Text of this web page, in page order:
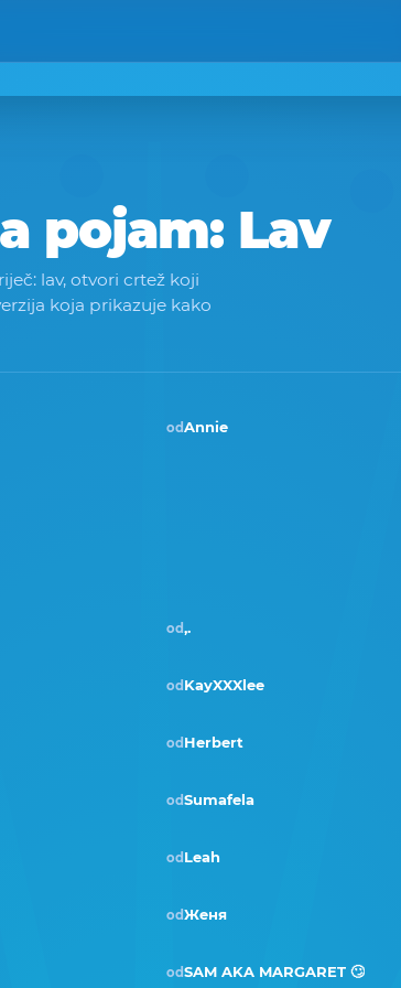
pojam: Lav
lav, otvori crtež koji
koja prikazuje kako
odAnnie
od,.
od KayXXXlee
2024 od Herbert
odSumafela
od Leah
odЖеня
odSAM AKA MARGARET 🙄